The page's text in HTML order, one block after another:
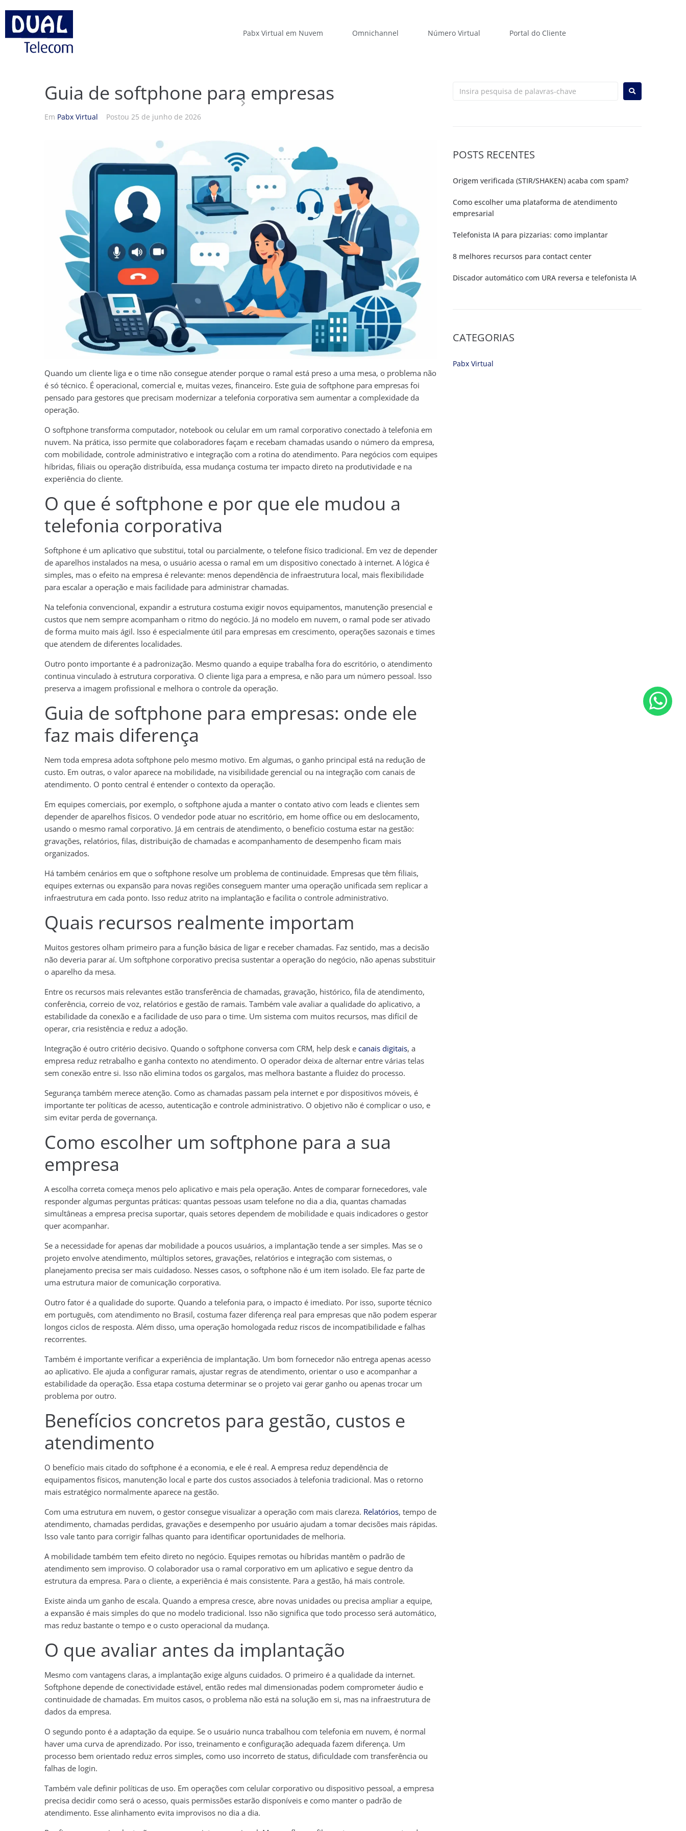
Pabx Virtual em Nuvem Omnichannel Número Virtual Portal do Cliente
Guia de softphone para empresas
Em Pabx Virtual Postou 25 de junho de 2026
Quando um cliente liga e o time não consegue atender porque o ramal está preso a uma mesa, o problema não
é só técnico. É operacional, comercial e, muitas vezes, financeiro. Este guia de softphone para empresas foi
pensado para gestores que precisam modernizar a telefonia corporativa sem aumentar a complexidade da
operação.
O softphone transforma computador, notebook ou celular em um ramal corporativo conectado à telefonia em
nuvem. Na prática, isso permite que colaboradores façam e recebam chamadas usando o número da empresa,
com mobilidade, controle administrativo e integração com a rotina do atendimento. Para negócios com equipes
híbridas, filiais ou operação distribuída, essa mudança costuma ter impacto direto na produtividade e na
experiência do cliente.
O que é softphone e por que ele mudou a
telefonia corporativa
Softphone é um aplicativo que substitui, total ou parcialmente, o telefone físico tradicional. Em vez de depender
de aparelhos instalados na mesa, o usuário acessa o ramal em um dispositivo conectado à internet. A lógica é
simples, mas o efeito na empresa é relevante: menos dependência de infraestrutura local, mais flexibilidade
para escalar a operação e mais facilidade para administrar chamadas.
Na telefonia convencional, expandir a estrutura costuma exigir novos equipamentos, manutenção presencial e
custos que nem sempre acompanham o ritmo do negócio. Já no modelo em nuvem, o ramal pode ser ativado
de forma muito mais ágil. Isso é especialmente útil para empresas em crescimento, operações sazonais e times
que atendem de diferentes localidades.
Outro ponto importante é a padronização. Mesmo quando a equipe trabalha fora do escritório, o atendimento
continua vinculado à estrutura corporativa. O cliente liga para a empresa, e não para um número pessoal. Isso
preserva a imagem profissional e melhora o controle da operação.
Guia de softphone para empresas: onde ele
faz mais diferença
Nem toda empresa adota softphone pelo mesmo motivo. Em algumas, o ganho principal está na redução de
custo. Em outras, o valor aparece na mobilidade, na visibilidade gerencial ou na integração com canais de
atendimento. O ponto central é entender o contexto da operação.
Em equipes comerciais, por exemplo, o softphone ajuda a manter o contato ativo com leads e clientes sem
depender de aparelhos físicos. O vendedor pode atuar no escritório, em home office ou em deslocamento,
usando o mesmo ramal corporativo. Já em centrais de atendimento, o benefício costuma estar na gestão:
gravações, relatórios, filas, distribuição de chamadas e acompanhamento de desempenho ficam mais
organizados.
Há também cenários em que o softphone resolve um problema de continuidade. Empresas que têm filiais,
equipes externas ou expansão para novas regiões conseguem manter uma operação unificada sem replicar a
infraestrutura em cada ponto. Isso reduz atrito na implantação e facilita o controle administrativo.
Quais recursos realmente importam
Muitos gestores olham primeiro para a função básica de ligar e receber chamadas. Faz sentido, mas a decisão
não deveria parar aí. Um softphone corporativo precisa sustentar a operação do negócio, não apenas substituir
o aparelho da mesa.
Entre os recursos mais relevantes estão transferência de chamadas, gravação, histórico, fila de atendimento,
conferência, correio de voz, relatórios e gestão de ramais. Também vale avaliar a qualidade do aplicativo, a
estabilidade da conexão e a facilidade de uso para o time. Um sistema com muitos recursos, mas difícil de
operar, cria resistência e reduz a adoção.
Integração é outro critério decisivo. Quando o softphone conversa com CRM, help desk e canais digitais, a
empresa reduz retrabalho e ganha contexto no atendimento. O operador deixa de alternar entre várias telas
sem conexão entre si. Isso não elimina todos os gargalos, mas melhora bastante a fluidez do processo.
Segurança também merece atenção. Como as chamadas passam pela internet e por dispositivos móveis, é
importante ter políticas de acesso, autenticação e controle administrativo. O objetivo não é complicar o uso, e
sim evitar perda de governança.
Como escolher um softphone para a sua
empresa
A escolha correta começa menos pelo aplicativo e mais pela operação. Antes de comparar fornecedores, vale
responder algumas perguntas práticas: quantas pessoas usam telefone no dia a dia, quantas chamadas
simultâneas a empresa precisa suportar, quais setores dependem de mobilidade e quais indicadores o gestor
quer acompanhar.
Se a necessidade for apenas dar mobilidade a poucos usuários, a implantação tende a ser simples. Mas se o
projeto envolve atendimento, múltiplos setores, gravações, relatórios e integração com sistemas, o
planejamento precisa ser mais cuidadoso. Nesses casos, o softphone não é um item isolado. Ele faz parte de
uma estrutura maior de comunicação corporativa.
Outro fator é a qualidade do suporte. Quando a telefonia para, o impacto é imediato. Por isso, suporte técnico
em português, com atendimento no Brasil, costuma fazer diferença real para empresas que não podem esperar
longos ciclos de resposta. Além disso, uma operação homologada reduz riscos de incompatibilidade e falhas
recorrentes.
Também é importante verificar a experiência de implantação. Um bom fornecedor não entrega apenas acesso
ao aplicativo. Ele ajuda a configurar ramais, ajustar regras de atendimento, orientar o uso e acompanhar a
estabilidade da operação. Essa etapa costuma determinar se o projeto vai gerar ganho ou apenas trocar um
problema por outro.
Benefícios concretos para gestão, custos e
atendimento
O benefício mais citado do softphone é a economia, e ele é real. A empresa reduz dependência de
equipamentos físicos, manutenção local e parte dos custos associados à telefonia tradicional. Mas o retorno
mais estratégico normalmente aparece na gestão.
Com uma estrutura em nuvem, o gestor consegue visualizar a operação com mais clareza. Relatórios, tempo de
atendimento, chamadas perdidas, gravações e desempenho por usuário ajudam a tomar decisões mais rápidas.
Isso vale tanto para corrigir falhas quanto para identificar oportunidades de melhoria.
A mobilidade também tem efeito direto no negócio. Equipes remotas ou híbridas mantêm o padrão de
atendimento sem improviso. O colaborador usa o ramal corporativo em um aplicativo e segue dentro da
estrutura da empresa. Para o cliente, a experiência é mais consistente. Para a gestão, há mais controle.
Existe ainda um ganho de escala. Quando a empresa cresce, abre novas unidades ou precisa ampliar a equipe,
a expansão é mais simples do que no modelo tradicional. Isso não significa que todo processo será automático,
mas reduz bastante o tempo e o custo operacional da mudança.
O que avaliar antes da implantação
Mesmo com vantagens claras, a implantação exige alguns cuidados. O primeiro é a qualidade da internet.
Softphone depende de conectividade estável, então redes mal dimensionadas podem comprometer áudio e
continuidade de chamadas. Em muitos casos, o problema não está na solução em si, mas na infraestrutura de
dados da empresa.
O segundo ponto é a adaptação da equipe. Se o usuário nunca trabalhou com telefonia em nuvem, é normal
haver uma curva de aprendizado. Por isso, treinamento e configuração adequada fazem diferença. Um
processo bem orientado reduz erros simples, como uso incorreto de status, dificuldade com transferência ou
falhas de login.
Também vale definir políticas de uso. Em operações com celular corporativo ou dispositivo pessoal, a empresa
precisa decidir como será o acesso, quais permissões estarão disponíveis e como manter o padrão de
atendimento. Esse alinhamento evita improvisos no dia a dia.
POSTS RECENTES
Origem verificada (STIR/SHAKEN) acaba com spam?
Como escolher uma plataforma de atendimento
empresarial
Telefonista IA para pizzarias: como implantar
8 melhores recursos para contact center
Discador automático com URA reversa e telefonista IA
CATEGORIAS
Pabx Virtual